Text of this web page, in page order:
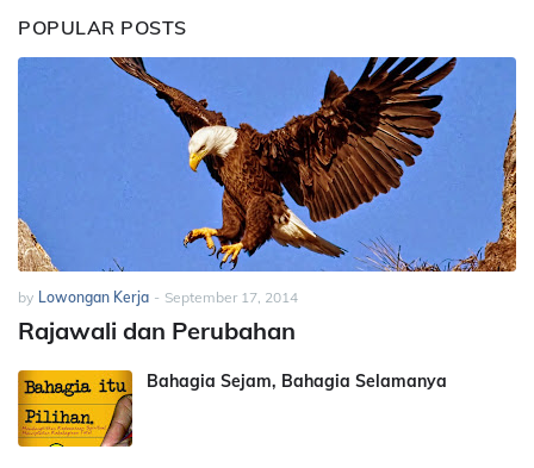
POPULAR POSTS
by Lowongan Kerja - September 17, 2014
Rajawali dan Perubahan
Bahagia Sejam, Bahagia Selamanya